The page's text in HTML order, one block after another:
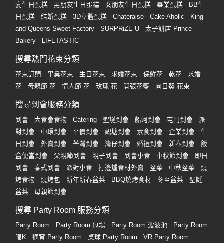
宴生日蛋糕
男朋友生日蛋糕 女朋友生日蛋糕 畢業蛋糕
BB生
日蛋糕
結婚蛋糕 3D立體蛋糕 Chateraise Cake Aholic
King
and Queens Sweet Factory
SURPRiZE U
太子餅店 Prince
Bakery
LIFETASTIC
搜尋熱門花束分類
花束訂購 畢業花束 生日花束 求婚花束 保鮮花 乾花
求婚
花
母親節 花 情人節 花 玫瑰 花 開張花籃 向日葵 花束
搜尋到會服務分類
到會 大食會食物 Catering 聖誕到會 船河到會 屯門到會
派
對到會
中環到會 平價到會 觀塘到會 素食到會 企業到會
生
日到會
外賣到會 荃灣到會 灣仔到會 婚禮到會 新春到會
飯
盒便當到會
父親節到會 親子到會 到會小食 中秋節到會
即日
到會
泰式到會 派對小食 打邊爐食材外賣 盆菜 中秋盆菜
燒
烤食物
燒烤包 新年新春盆菜 BBQ燒烤食材 冬至盆菜
聖誕
盆菜
母親節到會
搜尋 Party Room 服務分類
Party Room Party Room 包場 Party Room 波波池
Party Room
唱K
通宵 Party Room 桌球 Party Room
VR Party Room